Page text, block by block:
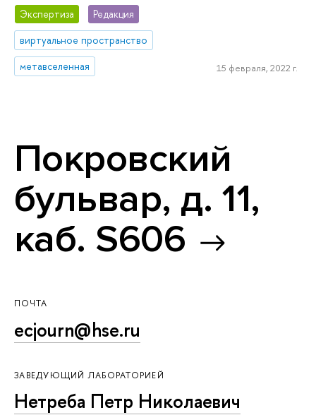
Экспертиза
Редакция
виртуальное пространство
метавселенная
15 февраля, 2022 г.
Покровский
бульвар, д. 11,
каб. S606
ПОЧТА
ecjourn@hse.ru
ЗАВЕДУЮЩИЙ ЛАБОРАТОРИЕЙ
Нетреба Петр Николаевич